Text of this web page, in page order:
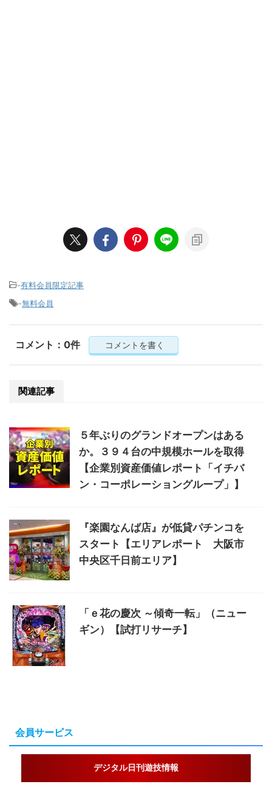
-有料会員限定記事
-無料会員
コメント：0件 コメントを書く
関連記事
５年ぶりのグランドオープンはある
か。３９４台の中規模ホールを取得
【企業別資産価値レポート「イチバ
ン・コーポレーショングループ」】
『楽園なんば店』が低貸パチンコを
スタート【エリアレポート 大阪市
中央区千日前エリア】
「ｅ花の慶次 ～傾奇一転」（ニュー
ギン）【試打リサーチ】
会員サービス
デジタル日刊遊技情報